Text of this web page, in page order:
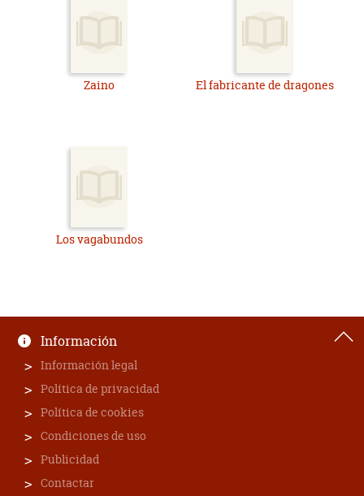
Zaino El fabricante de dragones
Los vagabundos
Información
Información legal
Política de privacidad
Política de cookies
Condiciones de uso
Publicidad
Contactar